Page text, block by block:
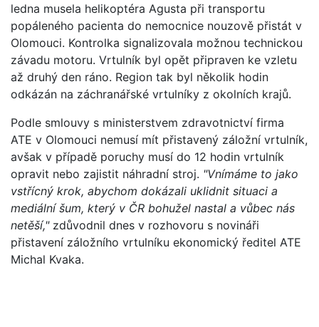
ledna musela helikoptéra Agusta při transportu
popáleného pacienta do nemocnice nouzově přistát v
Olomouci. Kontrolka signalizovala možnou technickou
závadu motoru. Vrtulník byl opět připraven ke vzletu
až druhý den ráno. Region tak byl několik hodin
odkázán na záchranářské vrtulníky z okolních krajů.
Podle smlouvy s ministerstvem zdravotnictví firma
ATE v Olomouci nemusí mít přistavený záložní vrtulník,
avšak v případě poruchy musí do 12 hodin vrtulník
opravit nebo zajistit náhradní stroj. "Vnímáme to jako
vstřícný krok, abychom dokázali uklidnit situaci a
mediální šum, který v ČR bohužel nastal a vůbec nás
netěší,"zdůvodnil dnes v rozhovoru s novináři
přistavení záložního vrtulníku ekonomický ředitel ATE
Michal Kvaka.